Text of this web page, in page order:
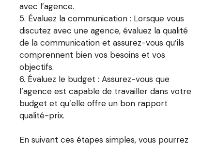
avec l’agence.
Évaluez la communication : Lorsque vous
discutez avec une agence, évaluez la qualité
de la communication et assurez-vous qu’ils
comprennent bien vos besoins et vos
objectifs.
Évaluez le budget : Assurez-vous que
l’agence est capable de travailler dans votre
budget et qu’elle offre un bon rapport
qualité-prix.
En suivant ces étapes simples, vous pourrez